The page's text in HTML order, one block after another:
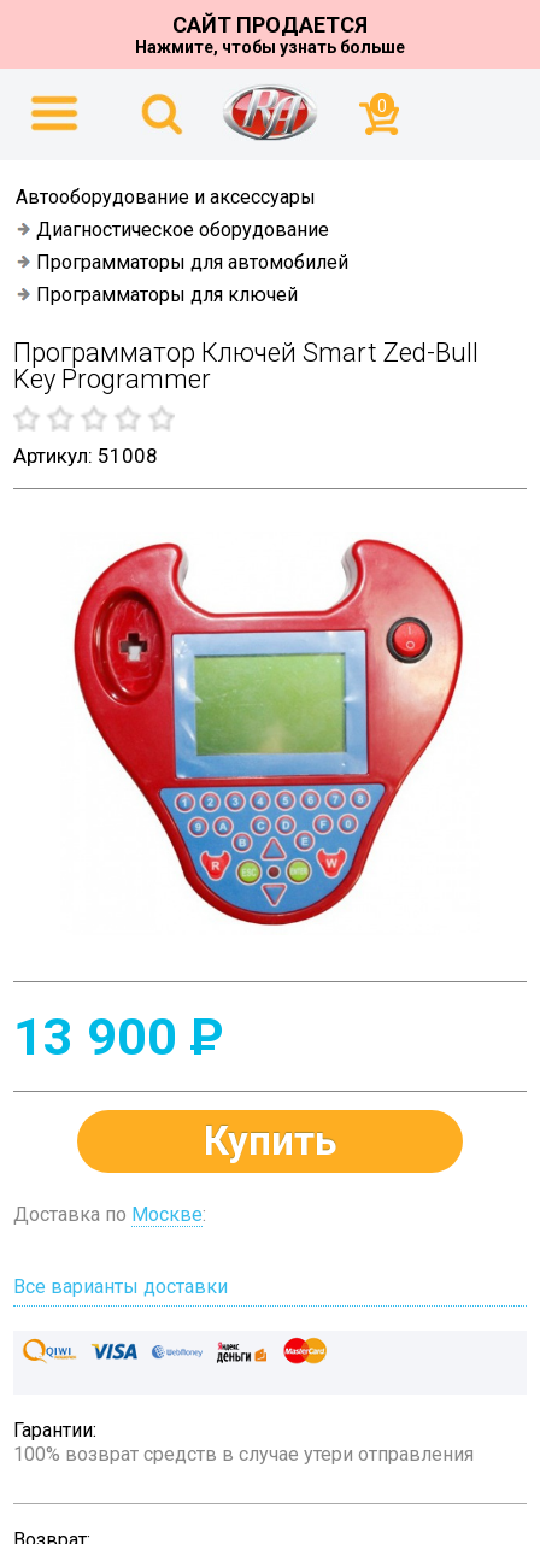
САЙТ ПРОДАЕТСЯ
Нажмите, чтобы узнать больше
0
Автооборудование и аксессуары
Диагностическое оборудование
Программаторы для автомобилей
Программаторы для ключей
Программатор Ключей Smart Zed-Bull
Key Programmer
Артикул: 51008
13 900 P
Купить
Доставка по Москве:
Все варианты доставки
Гарантии:
100% возврат средств в случае утери отправления